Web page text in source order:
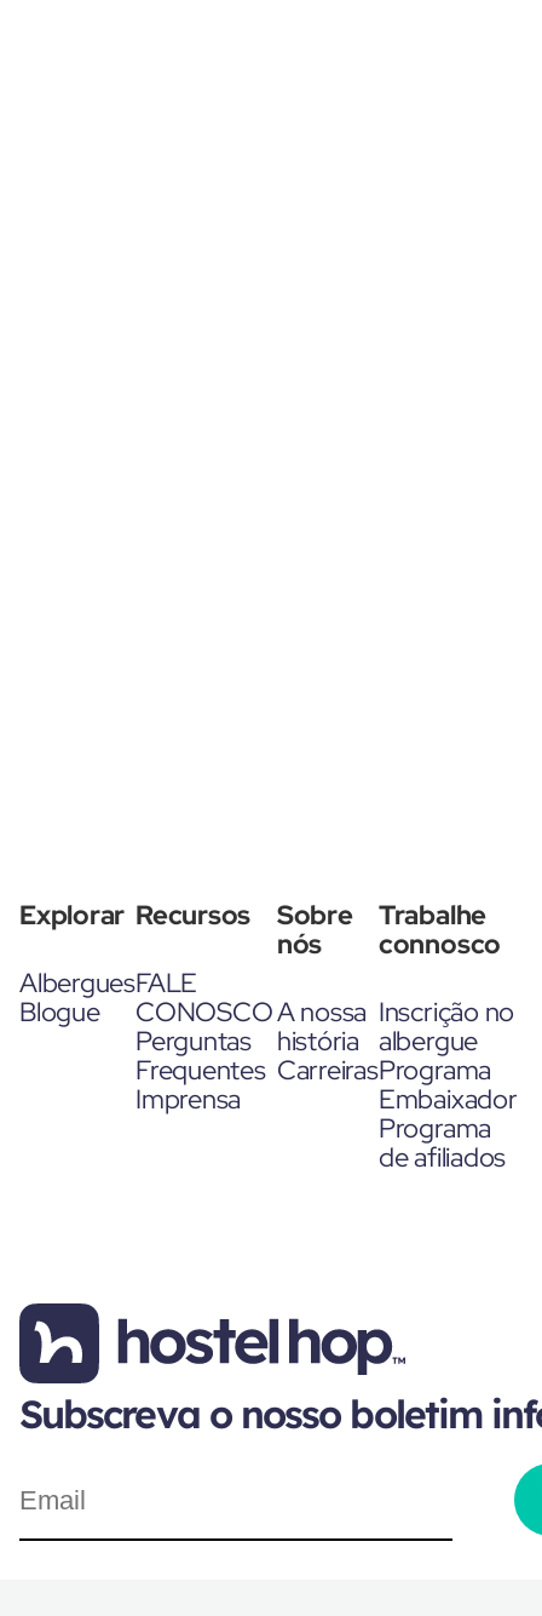
Explorar
Albergues
Blogue
Recursos
FALE
CONOSCO
Perguntas
Frequentes
Imprensa
Sobre
nós
A nossa
história
Carreiras
Trabalhe
connosco
Inscrição no
albergue
Programa
Embaixador
Programa
de afiliados
Subscreva o nosso boletim